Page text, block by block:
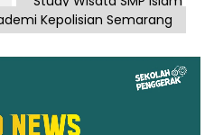
Kepolisian Semarang